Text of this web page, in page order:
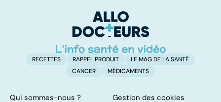
RECETTES RAPPEL PRODUIT
LE MAG DE LA SANTÉ
CANCER
MÉDICAMENTS
Qui sommes-nous ? Gestion des cookies